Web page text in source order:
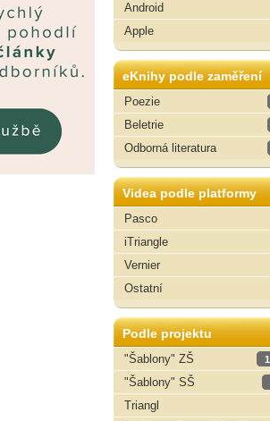
Android
Apple
eKnihy podle zaměření
Poezie
Beletrie
Odborná literatura
Videa podle platformy
Pasco
iTriangle
Vernier
Ostatní
Podle projektu
"Šablony" ZŠ
"Šablony" SŠ
Triangl